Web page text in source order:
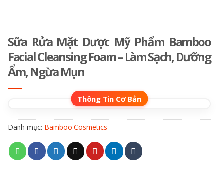
Sữa Rửa Mặt Dược Mỹ Phẩm Bamboo
Facial Cleansing Foam – Làm Sạch, Dưỡng
Ẩm, Ngừa Mụn
Danh mục: Bamboo Cosmetics